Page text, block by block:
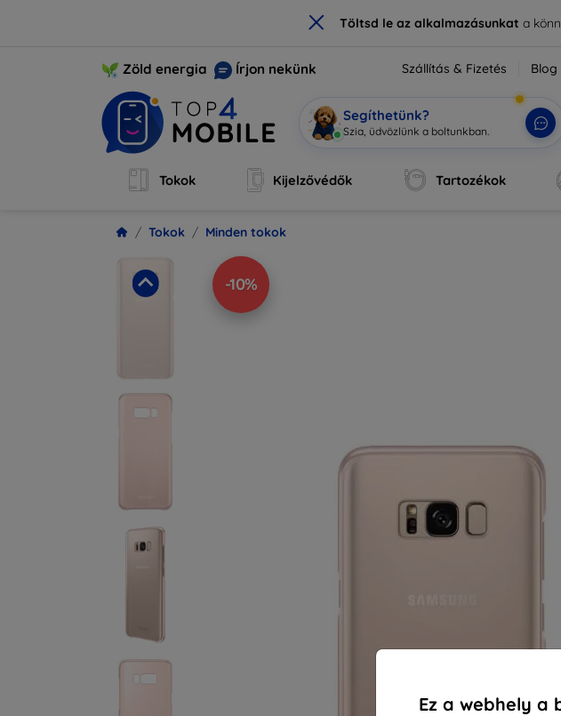
× Töltsd le az alkalmazásunkata
Ez a webhely a
Zöld energia Írjon nekünk Szállítás & Fizetés Blog
Segíthetünk?
Szia
Tokok Kijelzővédők Tartozékok
Tokok Minden tokok
-10%